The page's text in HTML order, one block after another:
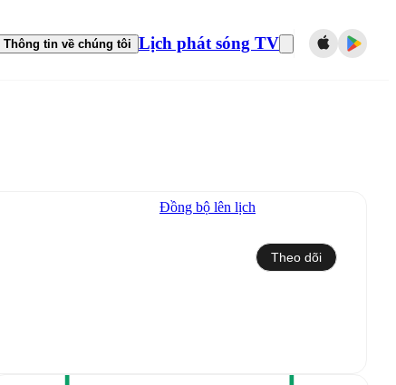
Thông tin về chúng tôi Lịch phát sóng TV
Đồng bộ lên lịch
Theo dõi